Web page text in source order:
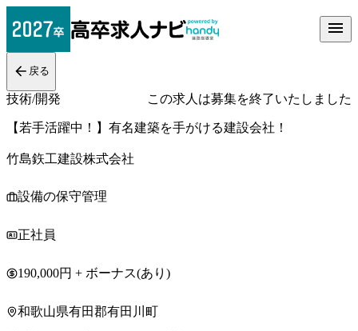
戻る
技術/開発 この求人は募集を終了いたしました
【若手活躍中！】有名建築を手がける建設会社！
竹島鉃工建設株式会社
設備の保守管理
正社員
190,000円 + ボーナス(あり)
和歌山県有田郡有田川町